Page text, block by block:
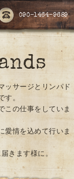
090-1464-9689
ッサージとリンパド
す。
この仕事をしていま
愛情を込めて行いま
きます様に。